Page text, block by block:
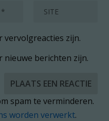
vervolgreacties zijn.
nieuwe berichten zijn.
spam te verminderen.
worden verwerkt.